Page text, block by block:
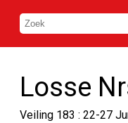
Losse
Veiling 183 : 22-27